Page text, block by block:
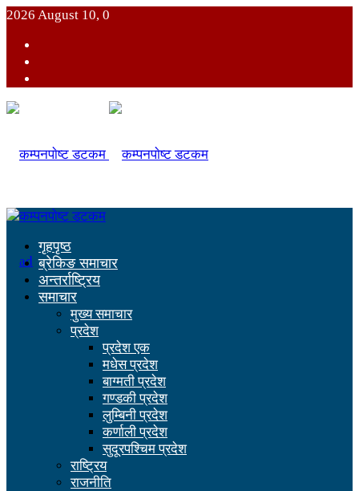
2026 August 10, 0
गृहपृष्ठ
ब्रेकिङ समाचार
अन्तर्राष्ट्रिय
समाचार
मुख्य समाचार
प्रदेश
प्रदेश एक
मधेस प्रदेश
बाग्मती प्रदेश
गण्डकी प्रदेश
लुम्बिनी प्रदेश
कर्णाली प्रदेश
सुदूरपश्चिम प्रदेश
राष्ट्रिय
राजनीति